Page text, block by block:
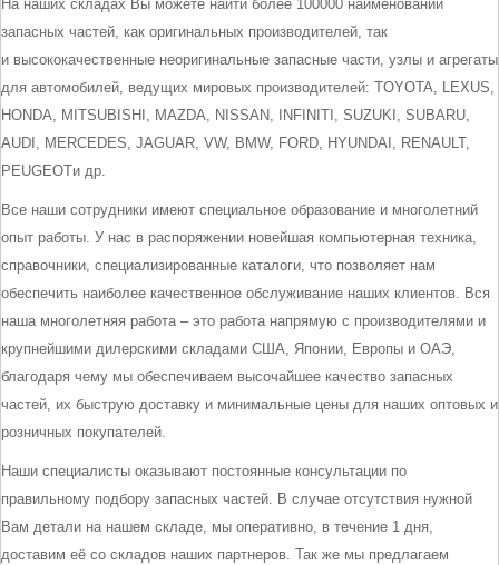
На наших складах Вы можете найти более 100000 наименований
запасных частей, как оригинальных производителей, так
и высококачественные неоригинальные запасные части, узлы и агрегаты
для автомобилей, ведущих мировых производителей: TOYOTA, LEXUS,
HONDA, MITSUBISHI, MAZDA, NISSAN, INFINITI, SUZUKI, SUBARU,
AUDI, MERCEDES, JAGUAR, VW, BMW, FORD, HYUNDAI, RENAULT,
PEUGEOTи др.
Все наши сотрудники имеют специальное образование и многолетний
опыт работы. У нас в распоряжении новейшая компьютерная техника,
справочники, специализированные каталоги, что позволяет нам
обеспечить наиболее качественное обслуживание наших клиентов. Вся
наша многолетняя работа – это работа напрямую с производителями и
крупнейшими дилерскими складами США, Японии, Европы и ОАЭ,
благодаря чему мы обеспечиваем высочайшее качество запасных
частей, их быструю доставку и минимальные цены для наших оптовых и
розничных покупателей.
Наши специалисты оказывают постоянные консультации по
правильному подбору запасных частей. В случае отсутствия нужной
Вам детали на нашем складе, мы оперативно, в течение 1 дня,
доставим её со складов наших партнеров. Так же мы предлагаем